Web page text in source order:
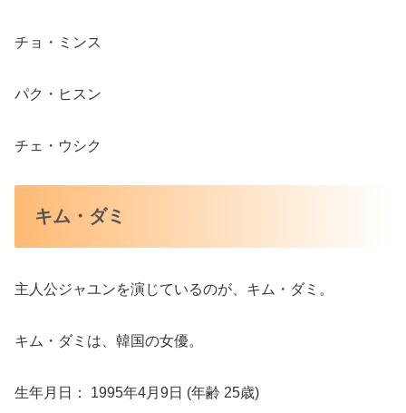
チョ・ミンス
パク・ヒスン
チェ・ウシク
キム・ダミ
主人公ジャユンを演じているのが、キム・ダミ。
キム・ダミは、韓国の女優。
生年月日： 1995年4月9日 (年齢 25歳)